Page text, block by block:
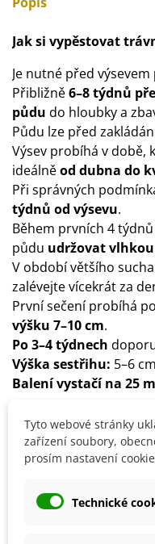
Jak si vypěstovat
Je nutné před výsevem
Přibližně6–8 týdnů
půdu do hloubky a
Půdu lze před
Výsev probíhá v době,
ideálněod dubna do
Při správných
týdnů od výsevu.
Během prvních 4
půdu udržovat vlhkou
V období většího
zalévejte vícekrát za
První sečení probíhá po
výšku 7–10 cm.
Po 3–4 týdnech
Výška sestřihu: 5–6
Balení vystačí na 25
Detaily produktu
SOUVISEJÍCÍ PRODUKTY
Tyto webové stránky
zařízení soubory,
prosím nastavení
Technické